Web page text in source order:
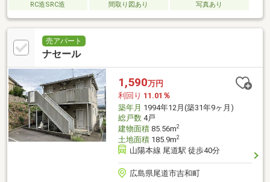
RC造SRC造 間取り図あり 写真あり
売アパート
ナセール
1,590万円
利回り 11.01％
築年月 1994年12月(築31年9ヶ月)
総戸数4戸
建物面積85.56m2
土地面積185.9m2
山陽本線 尾道駅 徒歩40分
広島県尾道市吉和町